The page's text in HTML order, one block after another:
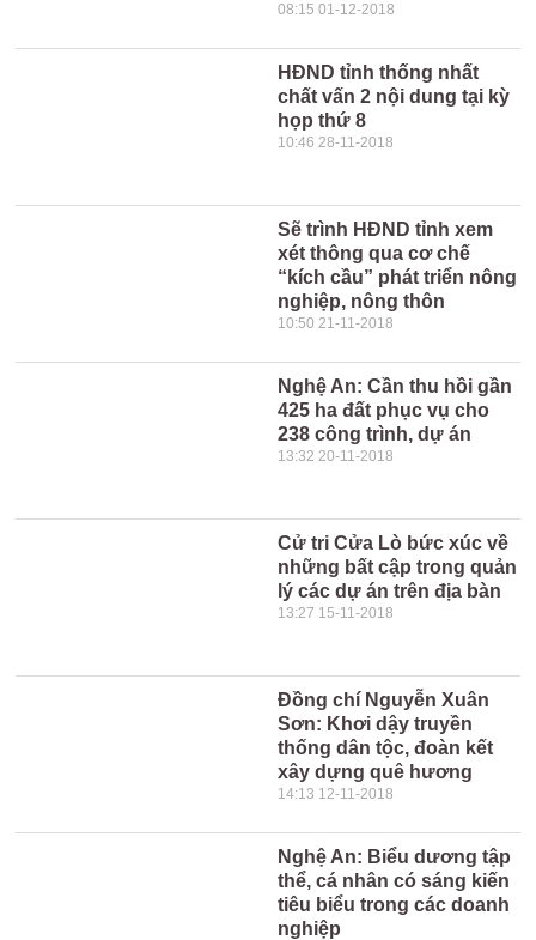
08:15 01-12-2018
HĐND tỉnh thống nhất
chất vấn 2 nội dung tại kỳ
họp thứ 8
10:46 28-11-2018
Sẽ trình HĐND tỉnh xem
xét thông qua cơ chế
“kích cầu” phát triển nông
nghiệp, nông thôn
10:50 21-11-2018
Nghệ An: Cần thu hồi gần
425 ha đất phục vụ cho
238 công trình, dự án
13:32 20-11-2018
Cử tri Cửa Lò bức xúc về
những bất cập trong quản
lý các dự án trên địa bàn
13:27 15-11-2018
Đồng chí Nguyễn Xuân
Sơn: Khơi dậy truyền
thống dân tộc, đoàn kết
xây dựng quê hương
14:13 12-11-2018
Nghệ An: Biểu dương tập
thể, cá nhân có sáng kiến
tiêu biểu trong các doanh
nghiệp